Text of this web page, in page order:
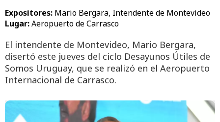
Expositores: Mario Bergara, Intendente de Montevideo
Lugar:Aeropuerto de Carrasco
El intendente de Montevideo, Mario Bergara,
disertó este jueves del ciclo Desayunos Útiles de
Somos Uruguay, que se realizó en el Aeropuerto
Internacional de Carrasco.